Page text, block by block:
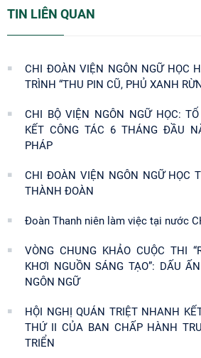
TIN LIÊN QUAN
CHI ĐOÀN VIỆN NGÔN NGỮ HỌC
TRÌNH “THU PIN CŨ, PHỦ XANH
CHI BỘ VIỆN NGÔN NGỮ HỌC:
KẾT CÔNG TÁC 6 THÁNG ĐẦU
PHÁP
CHI ĐOÀN VIỆN NGÔN NGỮ HỌC
THÀNH ĐOÀN
Đoàn Thanh niên làm việc tại nước
VÒNG CHUNG KHẢO CUỘC THI
KHƠI NGUỒN SÁNG TẠO”: DẤU
NGÔN NGỮ
HỘI NGHỊ QUÁN TRIỆT NHANH
THỨ II CỦA BAN CHẤP HÀNH
TRIỂN